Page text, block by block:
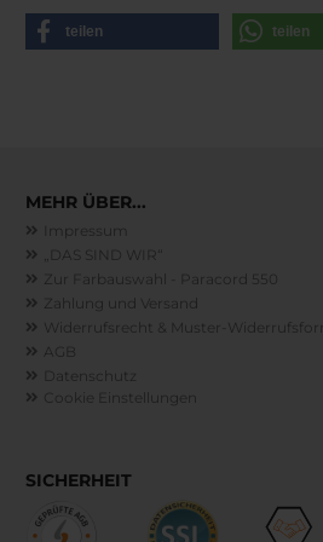
teilen teilen
MEHR ÜBER...
Impressum
„DAS SIND WIR“
Zur Farbauswahl - Paracord 550
Zahlung und Versand
Widerrufsrecht & Muster-
AGB
Datenschutz
Cookie Einstellungen
SICHERHEIT